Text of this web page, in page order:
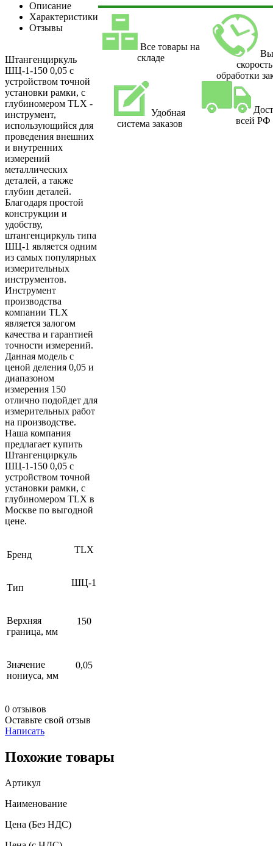
Описание
Характеристики
Отзывы
Штангенциркуль
ШЦ-1-150 0,05 с
устройством точной
установки рамки, с
глубиномером TLX -
инструмент,
использующийся для
проведения внешних
и внутренних
измерений
металлических
деталей, а также
глубин деталей.
Благодаря простой
конструкции и
удобству,
штангенциркуль типа
ШЦ-1 является одним
из самых популярных
измерительных
инструментов.
Инструмент
производства
компании TLX
является залогом
качества и гарантией
точности измерений.
Данная модель с
ценой деления 0,05 и
диапазоном
измерения 150
отлично подойдет для
измерительных работ
на производстве.
Наша компания
предлагает купить
Штангенциркуль
ШЦ-1-150 0,05 с
устройством точной
установки рамки, с
глубиномером TLX в
Москве по выгодной
цене.
Бренд TLX
Тип ШЦ-1
Верхняя
граница, мм
150
Значение
нониуса, мм
0,05
0 отзывов
Оставьте свой отзыв
Написать
Все товары на
складе
скорость
обработки
Удобная
система заказов
всей РФ
Похожие товары
Артикул
Наименование
Цена (Без НДС)